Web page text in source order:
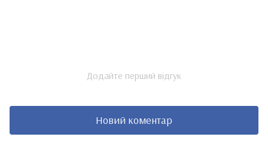
Додайте перший відгук
Новий коментар